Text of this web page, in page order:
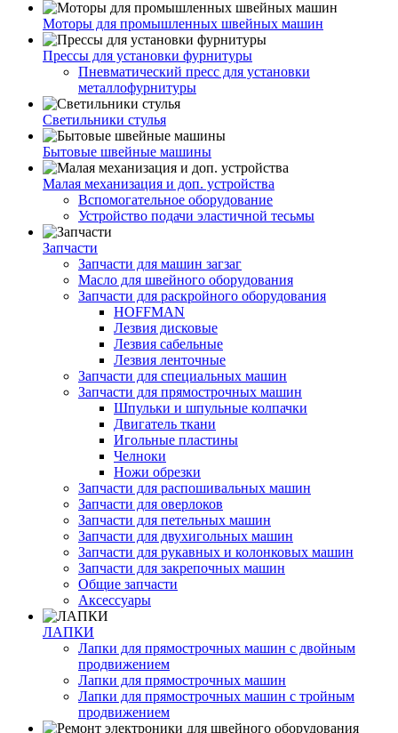
Моторы для промышленных швейных машин
Прессы для установки фурнитуры
Пневматический пресс для установки
металлофурнитуры
Светильники стулья
Бытовые швейные машины
Малая механизация и доп. устройства
Вспомогательное оборудование
Устройство подачи эластичной тесьмы
Запчасти
Запчасти для машин загзаг
Масло для швейного оборудования
Запчасти для раскройного оборудования
HOFFMAN
Лезвия дисковые
Лезвия сабельные
Лезвия ленточные
Запчасти для специальных машин
Запчасти для прямострочных машин
Шпульки и шпульные колпачки
Двигатель ткани
Игольные пластины
Челноки
Ножи обрезки
Запчасти для распошивальных машин
Запчасти для оверлоков
Запчасти для петельных машин
Запчасти для двухигольных машин
Запчасти для рукавных и колонковых машин
Запчасти для закрепочных машин
Общие запчасти
Аксессуары
ЛАПКИ
Лапки для прямострочных машин с двойным
продвижением
Лапки для прямострочных машин
Лапки для прямострочных машин с тройным
продвижением